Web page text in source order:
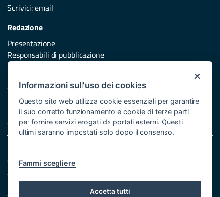
Scrivici:email
Redazione
Presentazione
Responsabili di pubblicazione
Vai al sito di Protezione Civile Puglia
Iniziativa finanziata con risorse del POR Puglia 2014/2020 -
Asse XI
Cookie e privacy
Atti di notifica
Feed RSS
×
Informazioni sull'uso dei cookies
Questo sito web utilizza cookie essenziali per garantire
il suo corretto funzionamento e cookie di terze parti
per fornire servizi erogati da portali esterni. Questi
ultimi saranno impostati solo dopo il consenso.
Fammi scegliere
Accetta tutti